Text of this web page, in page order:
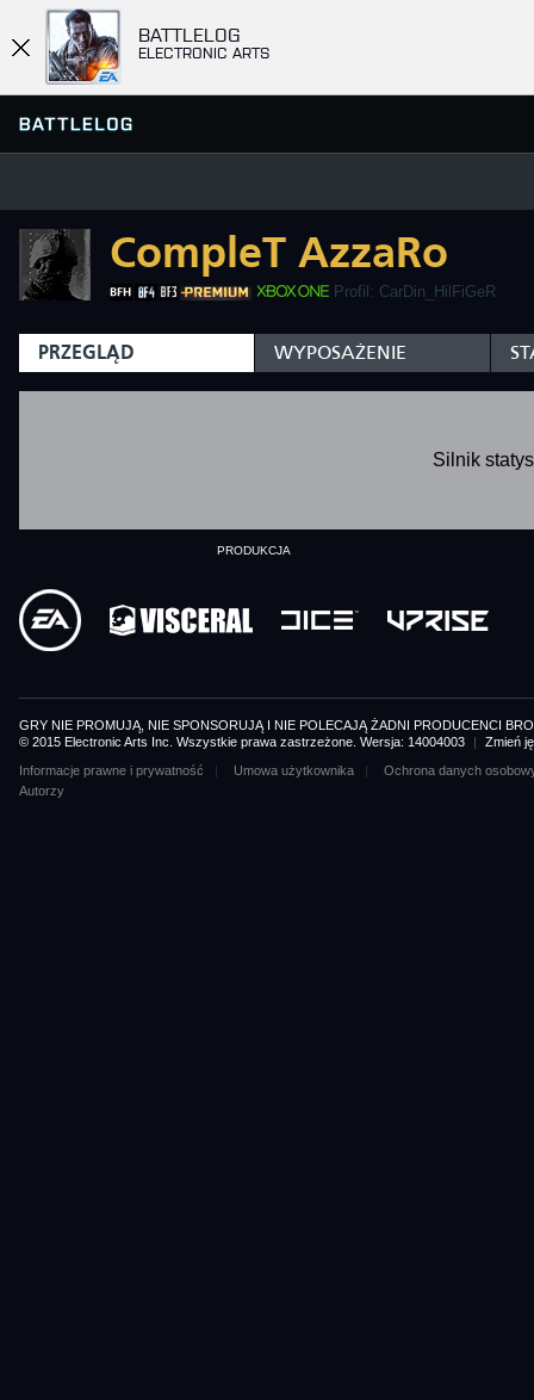
BATTLELOG
ELECTRONIC ARTS
PRZEGLĄDARKA SERWERÓW
ULUBIONE
HISTORIA
SZYBKA GRA
WYSZUKAJ LUB STWÓRZ
PLUTON
CompleT AzzaRo
Profil: CarDin_HilFiGeR
PRZEGLĄD WYPOSAŻENIE
Silnik
PRODUKCJA
GRY NIE PROMUJĄ, NIE SPONSORUJĄ I NIE POLECAJĄ ŻADNI PRODUCENCI
© 2015 Electronic Arts Inc. Wszystkie prawa zastrzeżone. Wersja: 14004003
|
Zmień
Informacje prawne i prywatność
Umowa użytkownika
Ochrona danych
Autorzy